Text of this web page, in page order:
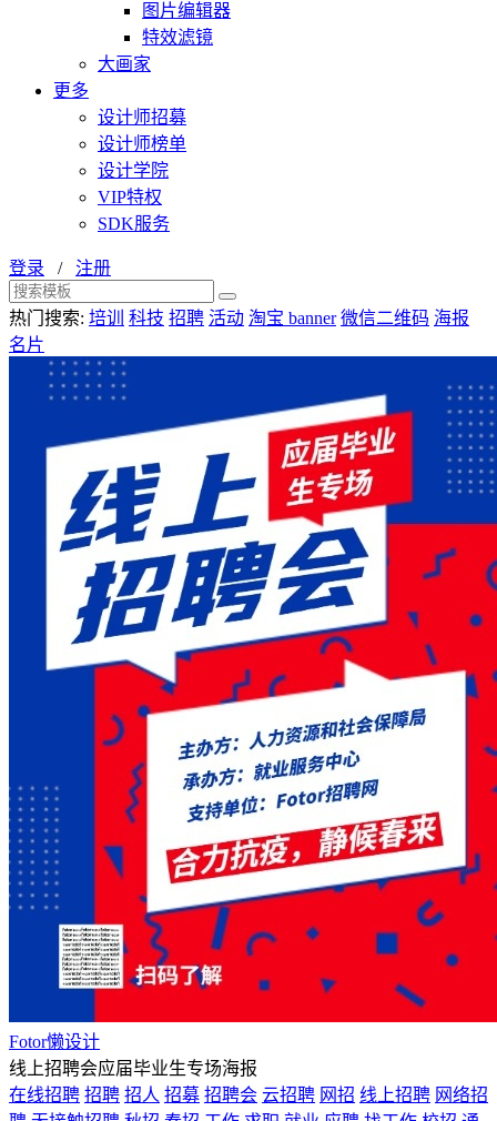
图片编辑器
特效滤镜
大画家
更多
设计师招募
设计师榜单
设计学院
VIP特权
SDK服务
登录 / 注册
热门搜索: 培训 科技 招聘 活动 淘宝 banner 微信二维码 海报
名片
Fotor懒设计
线上招聘会应届毕业生专场海报
在线招聘 招聘 招人 招募 招聘会 云招聘 网招 线上招聘 网络招